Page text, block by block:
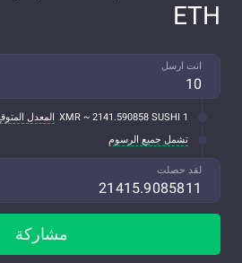
ETH
انت ارسل
1 XMR ~ 2141.590858 SUSHI
المعدل
تشمل جميع الرسوم
لقد حصلت
مشاركة